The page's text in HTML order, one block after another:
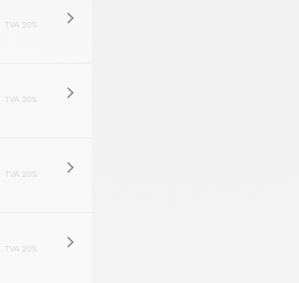
TVA 20%
TVA 20%
TVA 20%
TVA 20%